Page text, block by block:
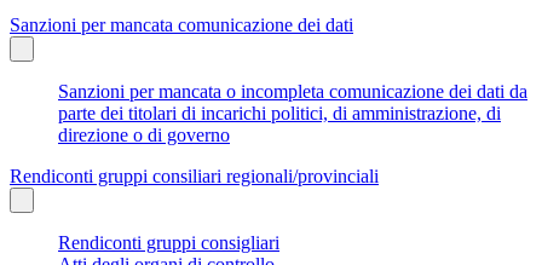
Sanzioni per mancata comunicazione dei dati
Sanzioni per mancata o incompleta comunicazione dei dati da
parte dei titolari di incarichi politici, di amministrazione, di
direzione o di governo
Rendiconti gruppi consiliari regionali/provinciali
Rendiconti gruppi consigliari